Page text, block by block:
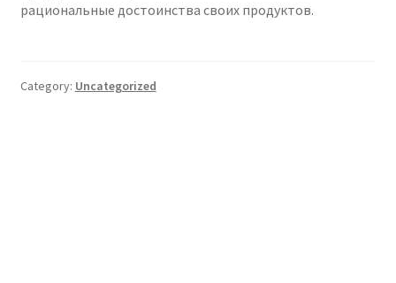
рациональные достоинства своих продуктов.
Category: Uncategorized